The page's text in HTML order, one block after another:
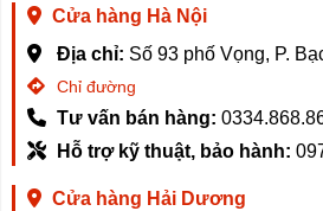
Cửa hàng Hà Nội
Địa chỉ: Số 93 phố Vọng, P.
Chỉ đường
Tư vấn bán hàng:
Hỗ trợ kỹ thuật, bảo hành:
Cửa hàng Hải Dương